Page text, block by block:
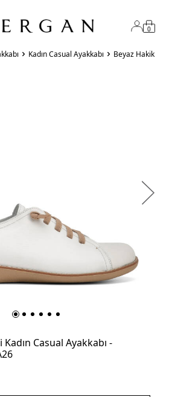
0
Kadın Casual Ayakkabı Beyaz Hakiki
Casual Ayakkabı -